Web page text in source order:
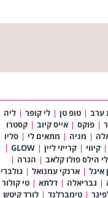
ערב | טופ טן | לי קופר | ליה
| פוקס | אייס קיוב | קסטרו
| מניה | מתאים לי | סליו
| קיווי | קרייזי ליין |
GLOW
|
הילס פולו קלאב | הגרה |
איגל | ארנקי עמנואל | גולברי
| גבריאלה | דלתא | טי קולור
| טימברלנד | לורד קיטש